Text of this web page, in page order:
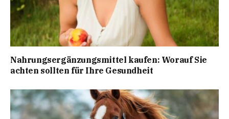
Nahrungsergänzungsmittel kaufen: Worauf Sie
achten sollten für Ihre Gesundheit